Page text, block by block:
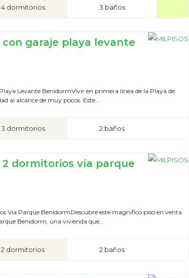
4 dormitorios 3 baños
con garaje playa levante
Levante BenidormVivir en primera línea de la Playa de
al alcance de muy pocos. Este...
3 dormitorios 2 baños
2 dormitorios vía parque
Vía Parque BenidormDescubre este magnífico piso en venta
Benidorm, una vivienda que...
2 dormitorios 2 baños